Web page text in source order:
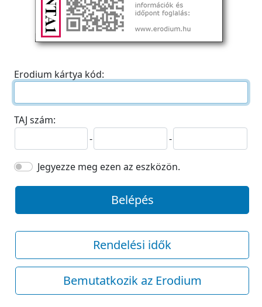
Erodium kártya kód:
TAJ szám:
-
-
Jegyezze meg ezen az eszközön.
Belépés
Rendelési idők
Bemutatkozik az Erodium